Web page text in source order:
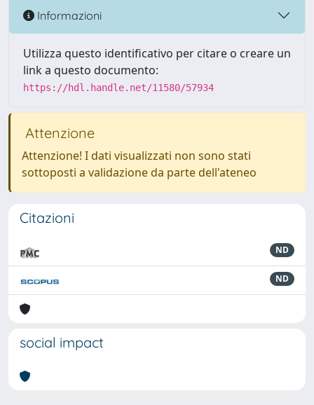
Informazioni
Utilizza questo identificativo per citare o creare un
link a questo documento:
https://hdl.handle.net/11580/57934
Attenzione
Attenzione! I dati visualizzati non sono stati
sottoposti a validazione da parte dell'ateneo
Citazioni
ND
ND
social impact